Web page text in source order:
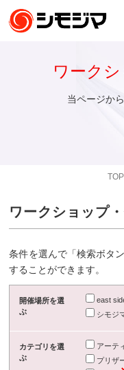
TOP
ワーク
当ページか
ワークショップ
条件を選んで「検索ボタ
することができます。
開催場所を選
ぶ
east
シモジ
カテゴリを選
ぶ
アーテ
プリザ